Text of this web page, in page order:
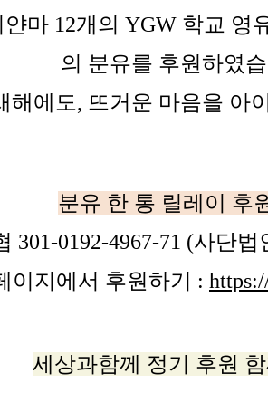
얀마 12개의 YGW 학교 영
의 분유를 후원하였
해에도, 뜨거운 마음을 아
분유 한 통 릴레이 후
301-0192-4967-71 (사단
이지에서 후원하기 :
세상과함께 정기 후원